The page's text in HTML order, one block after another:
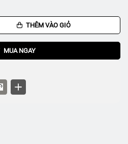
THÊM VÀO GIỎ
MUA NGAY